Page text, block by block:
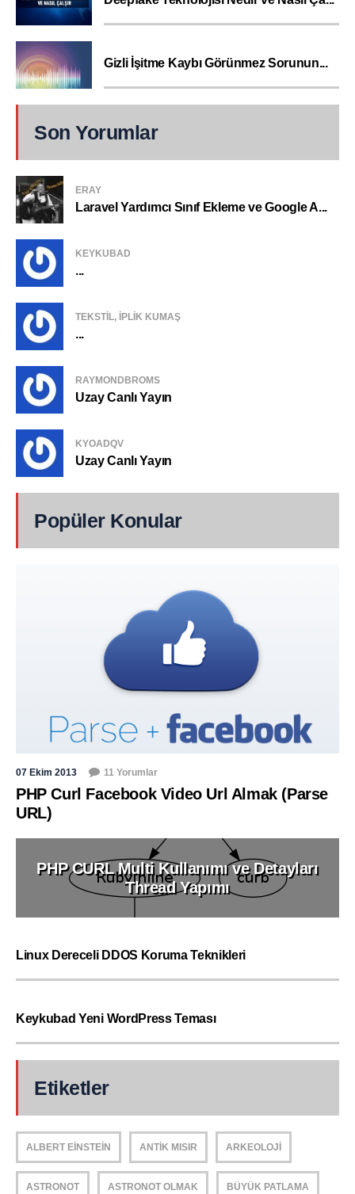
Gizli İşitme Kaybı Görünmez Sorunun...
Son Yorumlar
ERAY
Laravel Yardımcı Sınıf Ekleme ve Google A...
KEYKUBAD
...
TEKSTIL, IPLIK KUMAŞ
...
RAYMONDBROMS
Uzay Canlı Yayın
KYOADQV
Uzay Canlı Yayın
Popüler Konular
07 Ekim 2013 11 Yorumlar
PHP Curl Facebook Video Url Almak (Parse
URL)
PHP CURL Multi Kullanımı ve Detayları
Thread Yapımı
Linux Dereceli DDOS Koruma Teknikleri
Keykubad Yeni WordPress Teması
Etiketler
ALBERT EINSTEIN ANTIK MISIR ARKEOLOJI
ASTRONOT ASTRONOT OLMAK BÜYÜK PATLAMA